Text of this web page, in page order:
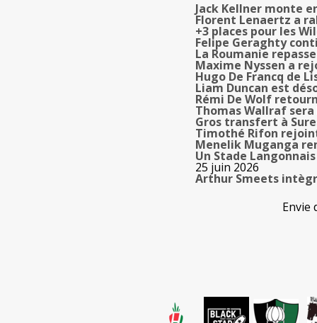
Jack Kellner monte
Florent Lenaertz a
+3 places pour les
Felipe Geraghty
La Roumanie
Maxime Nyssen a
Hugo De Francq de
Liam Duncan est
Rémi De Wolf
Thomas Wallraf
Gros transfert à
Timothé Rifon
Menelik Muganga
Un Stade
25 juin 2026
Arthur Smeets
Envie